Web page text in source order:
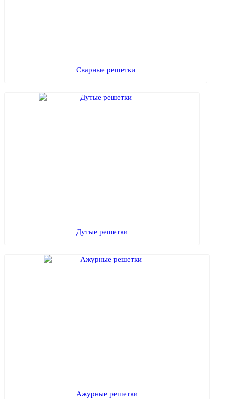
Сварные решетки
Дутые решетки
Ажурные решетки